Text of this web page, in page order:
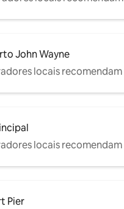
John Wayne
locais recomendam
locais recomendam
Pier